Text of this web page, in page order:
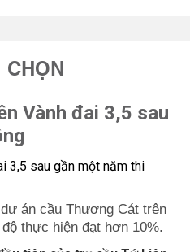
CHỌN
Vành đai 3,5 sau
án cầu Thượng Cát trên
thực hiện đạt hơn 10%.